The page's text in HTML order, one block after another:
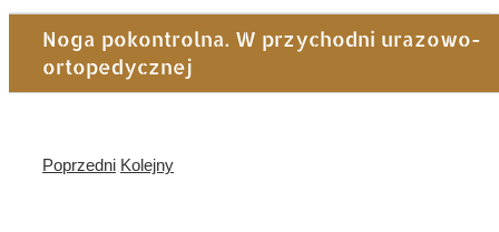
Noga pokontrolna. W przychodni urazowo-
ortopedycznej
Poprzedni Kolejny